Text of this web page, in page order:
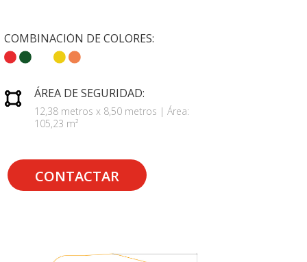
COMBINACIÓN DE COLORES:
ÁREA DE SEGURIDAD:
12,38 metros x 8,50 metros | Área:
105,23 m²
CONTACTAR